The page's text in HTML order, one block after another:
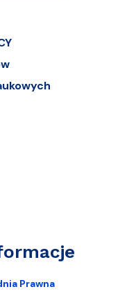
Prawna